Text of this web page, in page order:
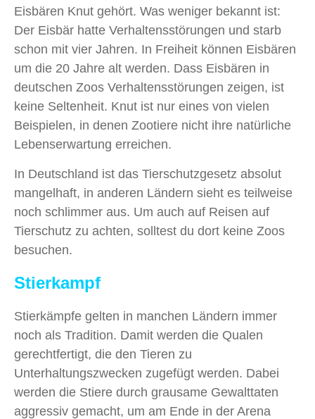
Eisbären Knut gehört. Was weniger bekannt ist:
Der Eisbär hatte Verhaltensstörungen und starb
schon mit vier Jahren. In Freiheit können Eisbären
um die 20 Jahre alt werden. Dass Eisbären in
deutschen Zoos Verhaltensstörungen zeigen, ist
keine Seltenheit. Knut ist nur eines von vielen
Beispielen, in denen Zootiere nicht ihre natürliche
Lebenserwartung erreichen.
In Deutschland ist das Tierschutzgesetz absolut
mangelhaft, in anderen Ländern sieht es teilweise
noch schlimmer aus. Um auch auf Reisen auf
Tierschutz zu achten, solltest du dort keine Zoos
besuchen.
Stierkampf
Stierkämpfe gelten in manchen Ländern immer
noch als Tradition. Damit werden die Qualen
gerechtfertigt, die den Tieren zu
Unterhaltungszwecken zugefügt werden. Dabei
werden die Stiere durch grausame Gewalttaten
aggressiv gemacht, um am Ende in der Arena